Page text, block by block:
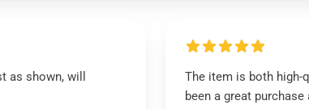
as shown, will
The item is both high-
been a great